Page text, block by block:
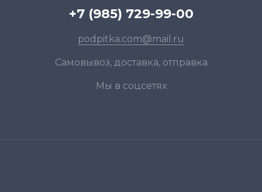
+7 (985) 729-99-00
podpitka.com@mail.ru
Самовывоз, доставка, отправка
Мы в соцсетях